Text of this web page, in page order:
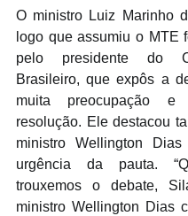
O ministro Luiz Marinho
logo que assumiu o MTE
pelo presidente do
Brasileiro, que expôs a
muita preocupação
resolução. Ele destacou
ministro Wellington
urgência da pauta.
trouxemos o debate,
ministro Wellington Dias